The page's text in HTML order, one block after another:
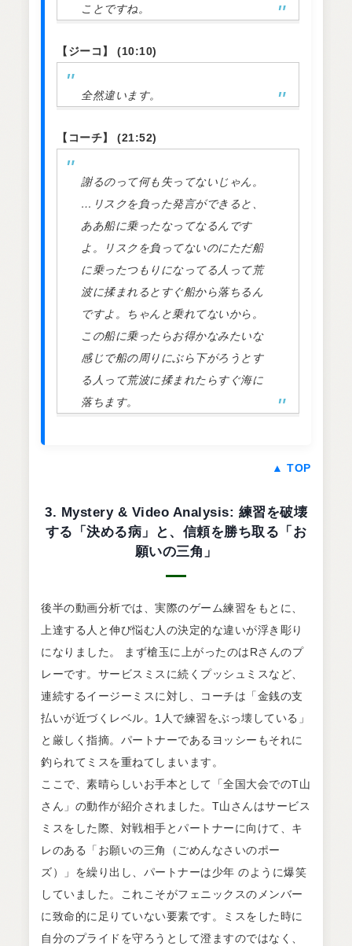
ことですね。
【ジーコ】 (10:10)
全然違います。
【コーチ】 (21:52)
謝るのって何も失ってないじゃん。
…リスクを負った発言ができると、
ああ船に乗ったなってなるんです
よ。リスクを負ってないのにただ船
に乗ったつもりになってる人って荒
波に揉まれるとすぐ船から落ちるん
ですよ。ちゃんと乗れてないから。
この船に乗ったらお得かなみたいな
感じで船の周りにぶら下がろうとす
る人って荒波に揉まれたらすぐ海に
落ちます。
▲ TOP
3. Mystery & Video Analysis: 練習を破壊
する「決める病」と、信頼を勝ち取る「お
願いの三角」
後半の動画分析では、実際のゲーム練習をもとに、
上達する人と伸び悩む人の決定的な違いが浮き彫り
になりました。 まず槍玉に上がったのはRさんのプ
レーです。サービスミスに続くプッシュミスなど、
連続するイージーミスに対し、コーチは「金銭の支
払いが近づくレベル。1人で練習をぶっ壊している」
と厳しく指摘。パートナーであるヨッシーもそれに
釣られてミスを重ねてしまいます。
ここで、素晴らしいお手本として「全国大会でのT山
さん」の動作が紹介されました。T山さんはサービス
ミスをした際、対戦相手とパートナーに向けて、キ
レのある「お願いの三角（ごめんなさいのポー
ズ）」を繰り出し、パートナーは少年 のように爆笑
していました。これこそがフェニックスのメンバー
に致命的に足りていない要素です。ミスをした時に
自分のプライドを守ろうとして澄ますのではなく、